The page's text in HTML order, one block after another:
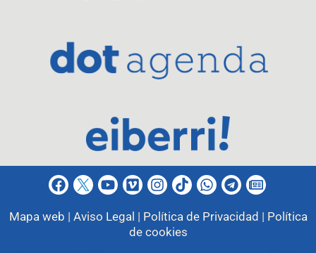
Mapa web | Aviso Legal | Política de Privacidad | Política
de cookies